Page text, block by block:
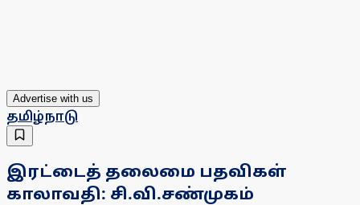
Advertise with us
தமிழ்நாடு
இரட்டைத் தலைமை பதவிகள்
காலாவதி: சி.வி.சண்முகம்